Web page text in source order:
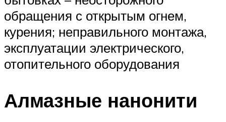
обращения с открытым огнем,
курения; неправильного монтажа,
эксплуатации электрического,
отопительного оборудования
Алмазные нанонити